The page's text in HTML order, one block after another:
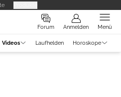
Forum Anmelden Menü
Videos Laufhelden Horoskope